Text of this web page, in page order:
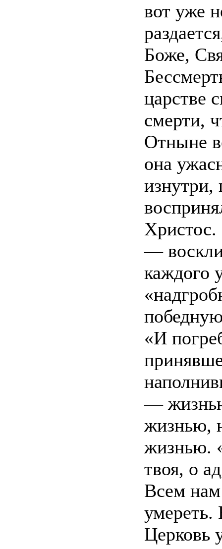
вот уже
Боже,
царстве
смерти,
Отныне
она
изнутри,
Христос.
—
каждого
«И
—
жизнью,
жизнью.
твоя, о
Всем нам
Церковь